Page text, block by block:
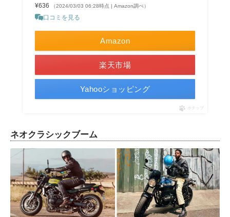
¥636
（2024/03/03 06:28時点 | Amazon調べ）
口コミを見る
Amazon
楽天市場
Yahooショッピング
ポチップ
ネオクラシックブーム